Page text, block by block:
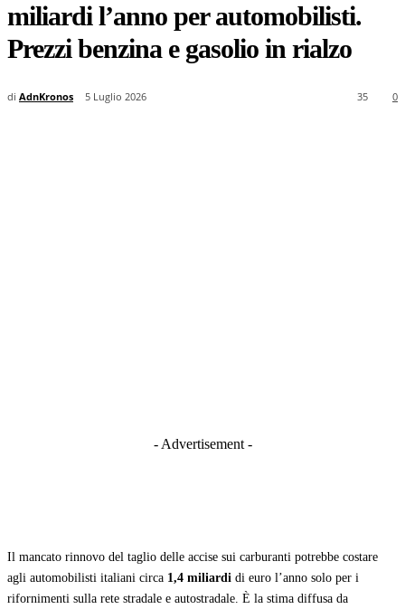
miliardi l’anno per automobilisti.
Prezzi benzina e gasolio in rialzo
di AdnKronos 5 Luglio 2026 0
35
- Advertisement -
Il mancato rinnovo del taglio delle accise sui carburanti potrebbe costare
agli automobilisti italiani circa 1,4 miliardi di euro l’anno solo per i
rifornimenti sulla rete stradale e autostradale. È la stima diffusa da